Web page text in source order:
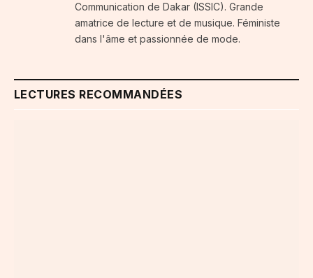
Communication de Dakar (ISSIC). Grande
amatrice de lecture et de musique. Féministe
dans l'âme et passionnée de mode.
LECTURES RECOMMANDÉES